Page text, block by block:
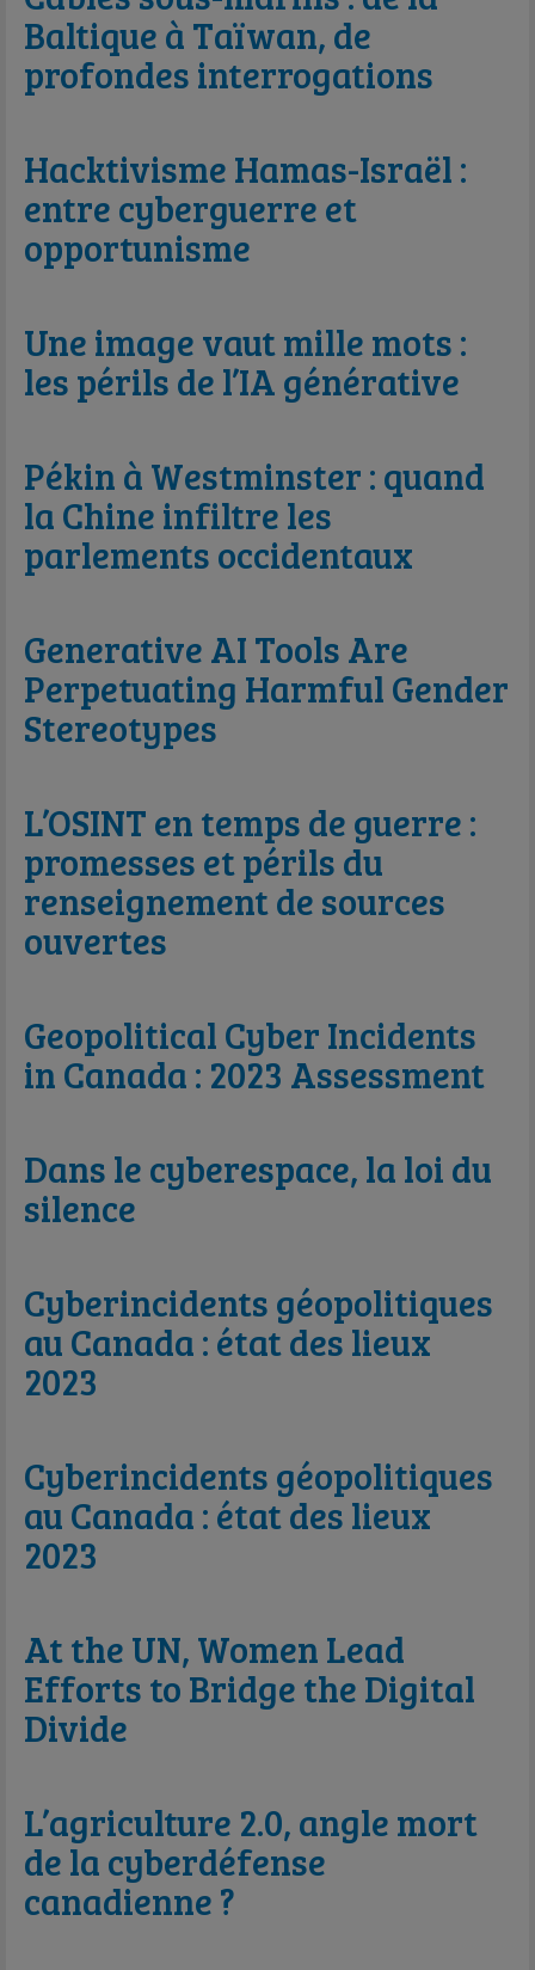
Baltique à Taïwan, de
profondes interrogations
Hacktivisme Hamas-Israël :
entre cyberguerre et
opportunisme
Une image vaut mille mots :
les périls de l’IA générative
Pékin à Westminster : quand
la Chine infiltre les
parlements occidentaux
Generative AI Tools Are
Perpetuating Harmful Gender
Stereotypes
L’OSINT en temps de guerre :
promesses et périls du
renseignement de sources
ouvertes
Geopolitical Cyber Incidents
in Canada : 2023 Assessment
Dans le cyberespace, la loi du
silence
Cyberincidents géopolitiques
au Canada : état des lieux
2023
Cyberincidents géopolitiques
au Canada : état des lieux
2023
At the UN, Women Lead
Efforts to Bridge the Digital
Divide
L’agriculture 2.0, angle mort
de la cyberdéfense
canadienne ?